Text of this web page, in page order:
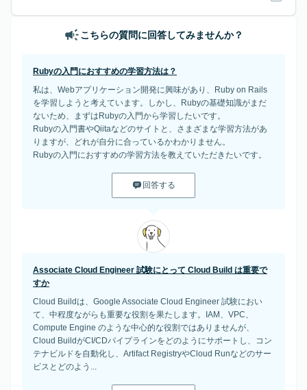
こちらの質問に回答してみませんか？
Rubyの入門におすすめの学習方法は？
私は、Webアプリケーション開発に興味があり、Ruby on Rails
を学習しようと考えています。しかし、Rubyの基礎知識がまだ
ないため、まずはRubyの入門から学習したいです。
Rubyの入門書やQiitaなどのサイトと、さまざまな学習方法があ
りますが、どれが自分に合っているかわかりません。
Rubyの入門におすすめの学習方法を教えていただきたいです。
回答する
Associate Cloud Engineer 試験にとって Cloud Build は重要で
すか
Cloud Buildは、Google Associate Cloud Engineer 試験におい
て、中程度ながらも重要な役割を果たします。IAM、VPC、
Compute Engine のような中心的な役割ではありませんが、
Cloud BuildがCI/CDパイプラインをどのようにサポートし、コン
テナビルドを自動化し、Artifact RegistryやCloud Runなどのサー
ビスとどのよう...